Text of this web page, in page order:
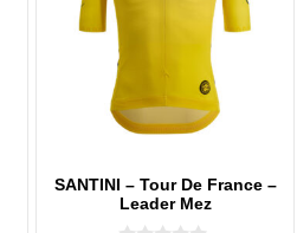
SANTINI – Tour De France –
Leader Mez